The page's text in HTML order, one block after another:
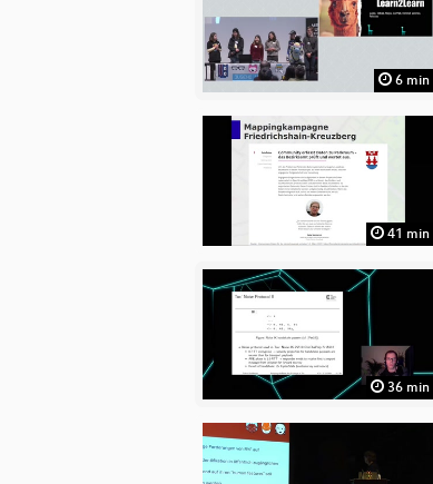
6 min
41 min
36 min